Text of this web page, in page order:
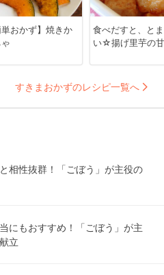
単おかず】焼きか
食べだすと、と
い☆揚げ里芋の
すきまおかずのレシピ一覧へ
相性抜群！「ごぼう」が主役の
にもおすすめ！「ごぼう」が主
立